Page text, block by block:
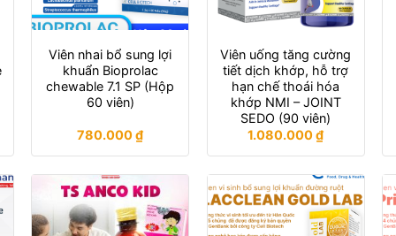
Viên nhai bổ sung lợi
khuẩn Bioprolac
chewable 7.1 SP (Hộp
60 viên)
780.000₫
Viên uống tăng cường
tiết dịch khớp, hỗ trợ
hạn chế thoái hóa
khớp NMI – JOINT
SEDO (90 viên)
1.080.000₫